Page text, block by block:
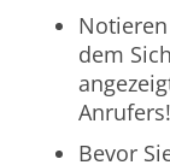
dem
Anrufers!
Bevor